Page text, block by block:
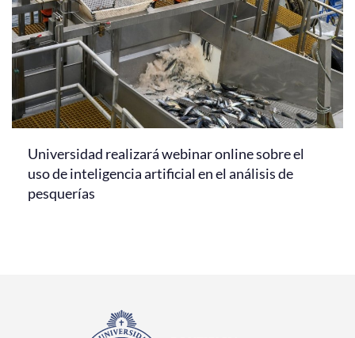
Universidad realizará webinar online sobre el
uso de inteligencia artificial en el análisis de
pesquerías